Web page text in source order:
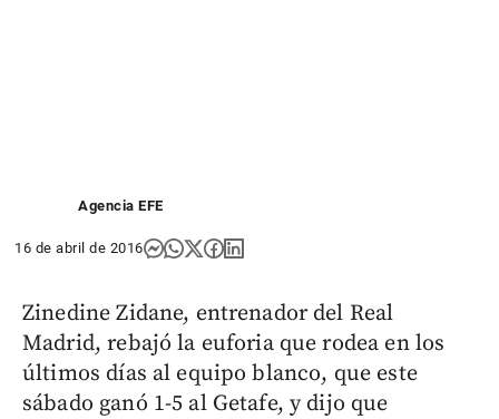
Agencia EFE
16 de abril de 2016
Zinedine Zidane, entrenador del Real
Madrid, rebajó la euforia que rodea en los
últimos días al equipo blanco, que este
sábado ganó 1-5 al Getafe, y dijo que